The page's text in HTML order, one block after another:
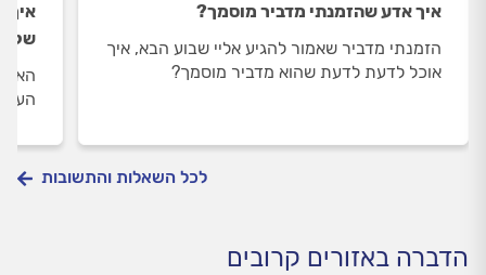
איך אדע שהזמנתי מדביר מוסמך?
הזמנתי מדביר שאמור להגיע אליי שבוע הבא, איך
אוכל לדעת לדעת שהוא מדביר מוסמך?
איך
של
האם
לכל השאלות והתשובות
הדברה באזורים קרובים